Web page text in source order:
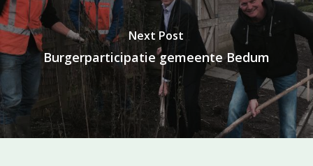
Next Post
Burgerparticipatie gemeente Bedum